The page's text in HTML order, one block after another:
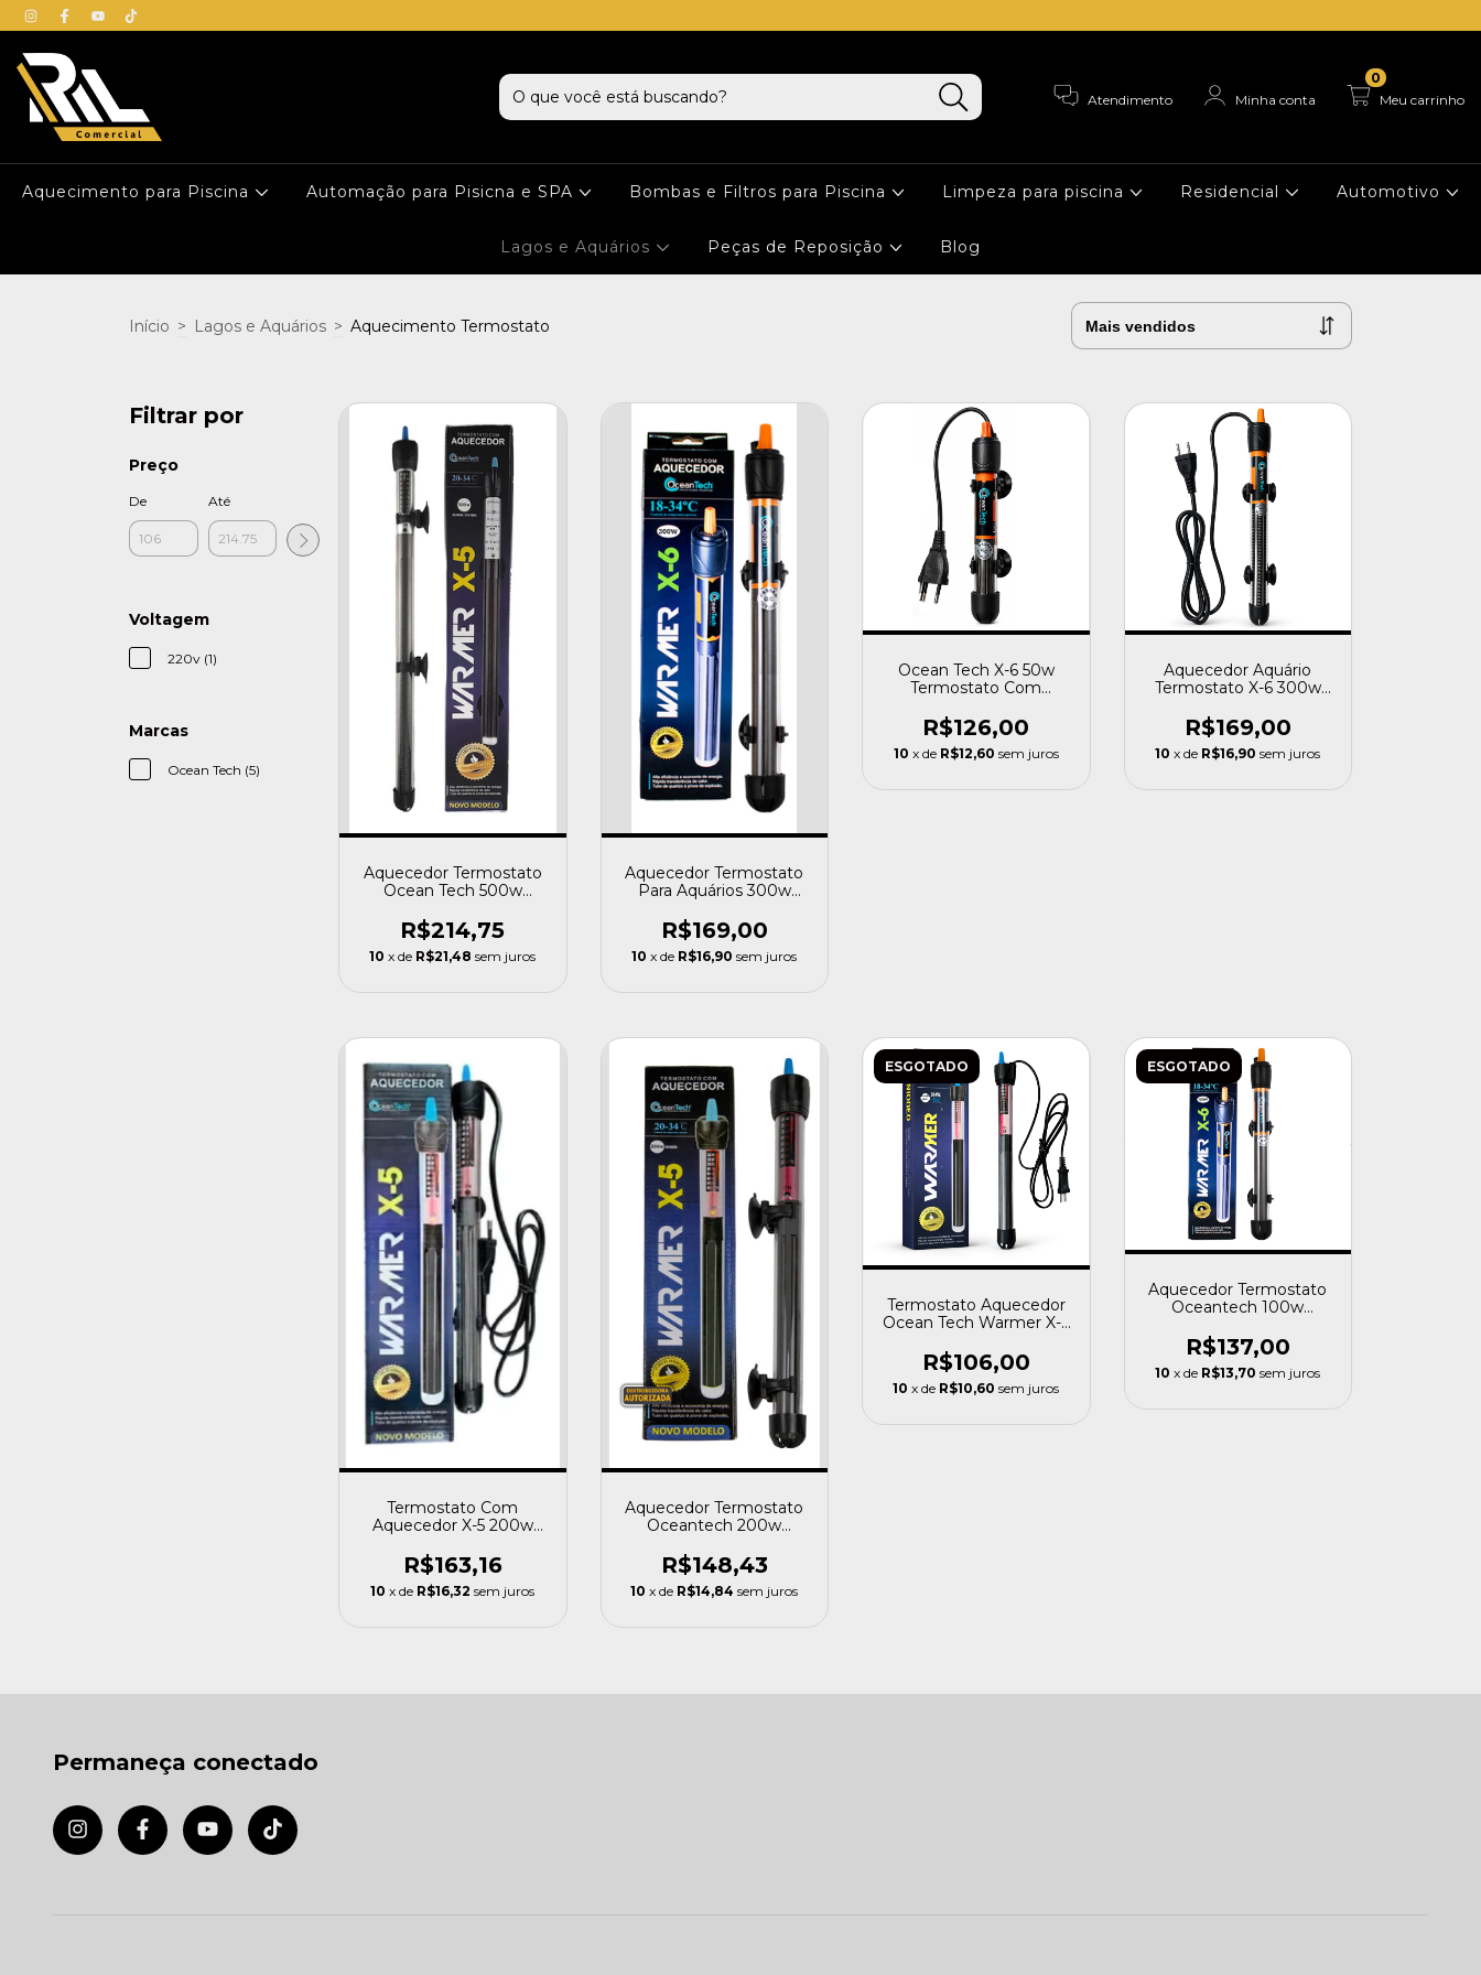
Atendimento Minha conta Meu carrinho
0
Aquecimento para Piscina Automação para Pisicna e SPA Bombas e Filtros para Piscina Limpeza para piscina Residencial Automotivo
Lagos e Aquários Peças de Reposição Blog
Início > Lagos e Aquários > Aquecimento Termostato
Filtrar por
Preço
De Até
Voltagem
220v (1)
Marcas
Ocean Tech (5)
Aquecedor Termostato
Ocean Tech 500w
R$214,75
10 x de R$21,48 sem juros
Aquecedor Termostato
Para Aquários 300w
R$169,00
10 x de R$16,90 sem juros
Ocean Tech X-6 50w
Termostato Com
Precisã 127v 50 W
R$126,00
10 x de R$12,60 sem juros
Aquecedor Aquário
Termostato X-6 300w
110v 300 W
R$169,00
10 x de R$16,90 sem juros
Termostato Com
Aquecedor X-5 200w
Tech+termômetro
R$163,16
10 x de R$16,32 sem juros
Aquecedor Termostato
Oceantech 200w
R$148,43
10 x de R$14,84 sem juros
ESGOTADO
Termostato Aquecedor
Ocean Tech Warmer X-5
50 W
R$106,00
10 x de R$10,60 sem juros
ESGOTADO
Aquecedor Termostato
Oceantech 100w
R$137,00
10 x de R$13,70 sem juros
Permaneça conectado